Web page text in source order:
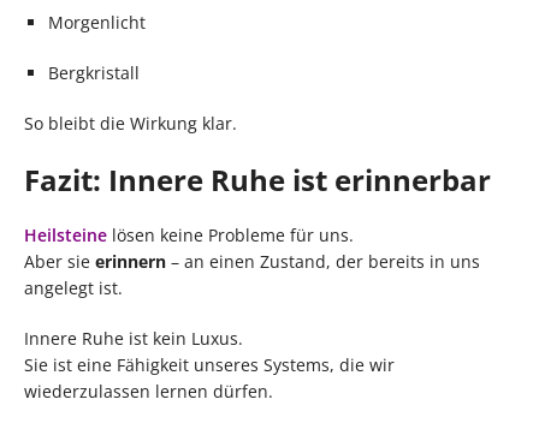
Morgenlicht
Bergkristall
So bleibt die Wirkung klar.
Fazit: Innere Ruhe ist erinnerbar
Heilsteine lösen keine Probleme für uns.
Aber sie erinnern – an einen Zustand, der bereits in uns
angelegt ist.
Innere Ruhe ist kein Luxus.
Sie ist eine Fähigkeit unseres Systems, die wir
wiederzulassen lernen dürfen.